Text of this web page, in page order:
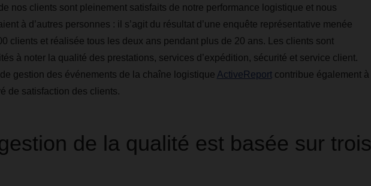
nos clients sont pleinement satisfaits de notre performance logistique et nous
à d’autres personnes : il s’agit du résultat d’une enquête représentative menée
clients et réalisée tous les deux ans pendant plus de 20 ans. Les clients sont
à noter la qualité des prestations, services d’expédition, sécurité et service client.
de gestion des événements de la chaîne logistique ActiveReportcontribue également à
de satisfaction des clients.
de la qualité est basée sur trois